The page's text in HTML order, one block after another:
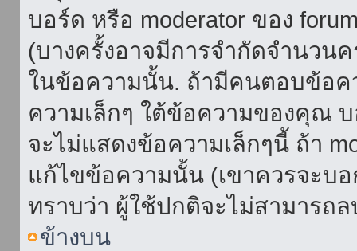
บอร์ด หรือ moderator ของ
(บางครั้งอาจมีการจำกัดจำนวน
ในข้อความนั้น. ถ้ามีคนตอบข้อ
ความเล็กๆ ใต้ข้อความของคุณ
จะไม่แสดงข้อความเล็กๆนี้ ถ้า
แก้ไขข้อความนั้น (เขาควรจะบ
ทราบว่า ผู้ใช้ปกติจะไม่สามารถ
ข้างบน